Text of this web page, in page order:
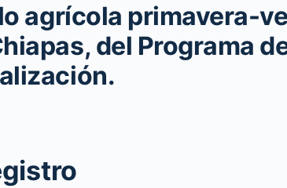
agrícola primavera-
del Programa